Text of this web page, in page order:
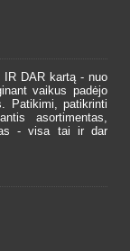
IR DAR kartą - nuo
vaikus padėjo
Patikimi, patikrinti
asortimentas,
- visa tai ir dar